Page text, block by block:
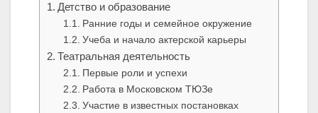
Детство и образование
Ранние годы и семейное окружение
Учеба и начало актерской карьеры
Театральная деятельность
Первые роли и успехи
Работа в Московском ТЮЗе
Участие в известных постановках